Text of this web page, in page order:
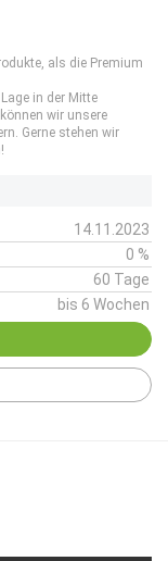
als die Premium
in der Mitte
wir unsere
Gerne stehen wir
14.11.2023
0 %
60 Tage
bis 6 Wochen